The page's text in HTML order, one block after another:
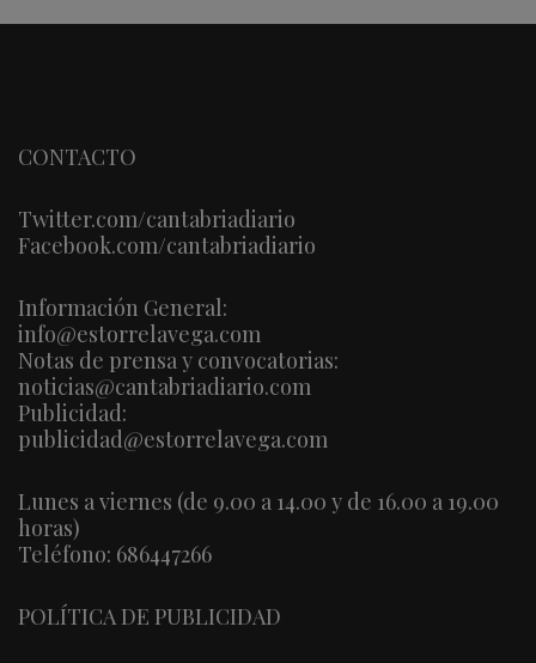
CONTACTO
Twitter.com/cantabriadiario
Facebook.com/cantabriadiario
Información General:
info@estorrelavega.com
Notas de prensa y convocatorias:
noticias@cantabriadiario.com
Publicidad:
publicidad@estorrelavega.com
Lunes a viernes (de 9.00 a 14.00 y de 16.00 a 19.00
horas)
Teléfono: 686447266
POLÍTICA DE PUBLICIDAD